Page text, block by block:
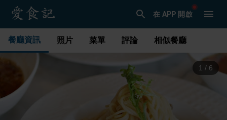
在 APP 開啟
餐廳資訊 照片 菜單 評論 相似餐廳
1 / 6